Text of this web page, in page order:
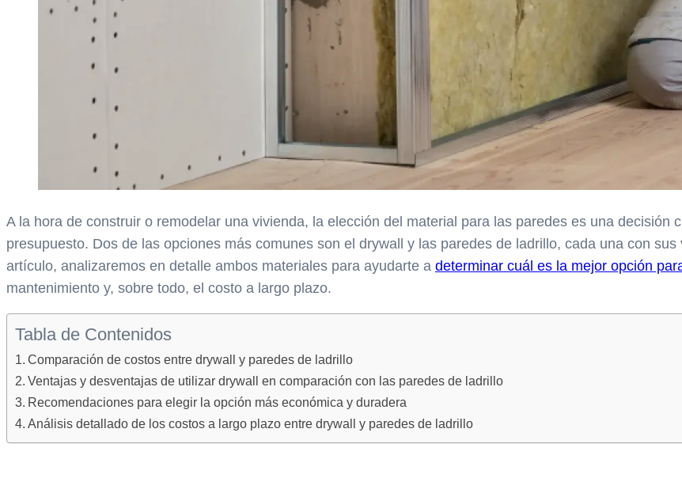
A la hora de construir o remodelar una vivienda, la elección del material para las paredes es una decisión
presupuesto. Dos de las opciones más comunes son el drywall y las paredes de ladrillo, cada una con
artículo, analizaremos en detalle ambos materiales para ayudarte a determinar cuál es la mejor opción
mantenimiento y, sobre todo, el costo a largo plazo.
Tabla de Contenidos
Comparación de costos entre drywall y paredes de ladrillo
Ventajas y desventajas de utilizar drywall en comparación con las paredes de ladrillo
Recomendaciones para elegir la opción más económica y duradera
Análisis detallado de los costos a largo plazo entre drywall y paredes de ladrillo